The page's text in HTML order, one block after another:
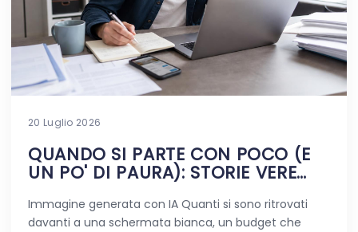
20 Luglio 2026
QUANDO SI PARTE CON POCO (E
UN PO' DI PAURA): STORIE VERE
Immagine generata con IA Quanti si sono ritrovati
davanti a una schermata bianca, un budget che